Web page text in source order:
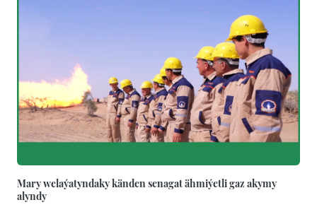
Mary welaýatyndaky känden senagat ähmiýetli gaz akymy
alyndy